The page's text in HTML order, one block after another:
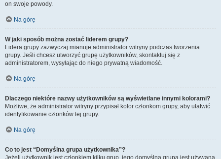
on swoje powody.
Na górę
W jaki sposób można zostać liderem grupy?
Lidera grupy zazwyczaj mianuje administrator witryny podczas tworzenia
grupy. Jeśli chcesz utworzyć grupę użytkowników, skontaktuj się z
administratorem, wysyłając do niego prywatną wiadomość.
Na górę
Dlaczego niektóre nazwy użytkowników są wyświetlane innymi kolorami?
Możliwe, że administrator witryny przypisał kolor członkom grupy, aby ułatwić
identyfikowanie członków tej grupy.
Na górę
Co to jest “Domyślna grupa użytkownika”?
Jeżeli użytkownik jest członkiem kilku grup, jego domyślna grupa jest używana